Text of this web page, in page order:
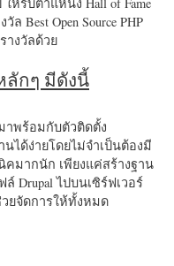
Best Open Source PHP
างวัลด้วย
ลักๆ มีดังนี้
มาพร้อมกับตัวติดตั้ง
นได้ง่ายโดยไม่จำเป็นต้องมี
คมากนัก เพียงแค่สร้างฐาน
Drupal ไปบนเซิร์ฟเวอร์
ยจัดการให้ทั้งหมด